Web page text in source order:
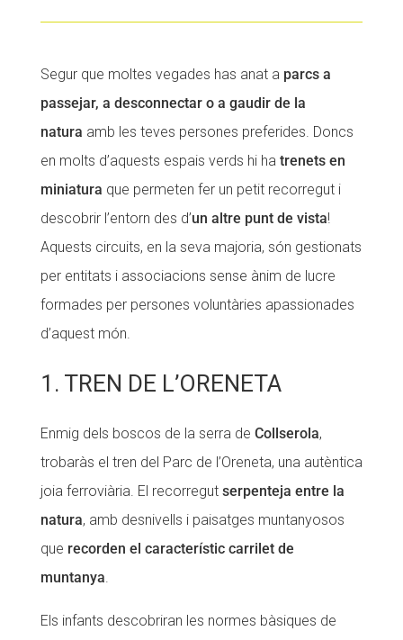
Segur que moltes vegades has anat a parcs a
passejar, a desconnectar o a gaudir de la
natura amb les teves persones preferides. Doncs
en molts d’aquests espais verds hi ha trenets en
miniatura que permeten fer un petit recorregut i
descobrir l’entorn des d’un altre punt de vista!
Aquests circuits, en la seva majoria, són gestionats
per entitats i associacions sense ànim de lucre
formades per persones voluntàries apassionades
d’aquest món.
1. TREN DE L’ORENETA
Enmig dels boscos de la serra de Collserola,
trobaràs el tren del Parc de l’Oreneta, una autèntica
joia ferroviària. El recorregut serpenteja entre la
natura, amb desnivells i paisatges muntanyosos
que recorden el característic carrilet de
muntanya.
Els infants descobriran les normes bàsiques de